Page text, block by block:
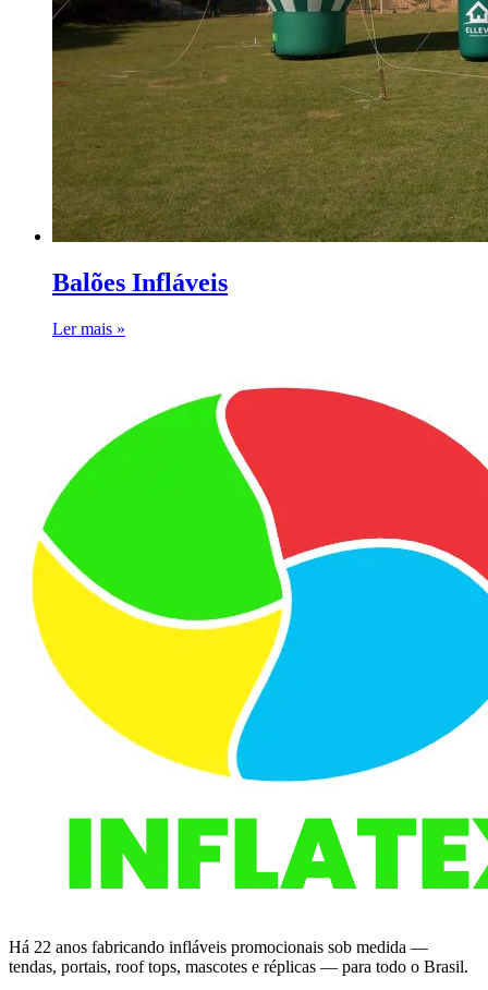
Balões Infláveis
Ler mais »
Há 22 anos fabricando infláveis promocionais sob medida —
tendas, portais, roof tops, mascotes e réplicas — para todo o Brasil.